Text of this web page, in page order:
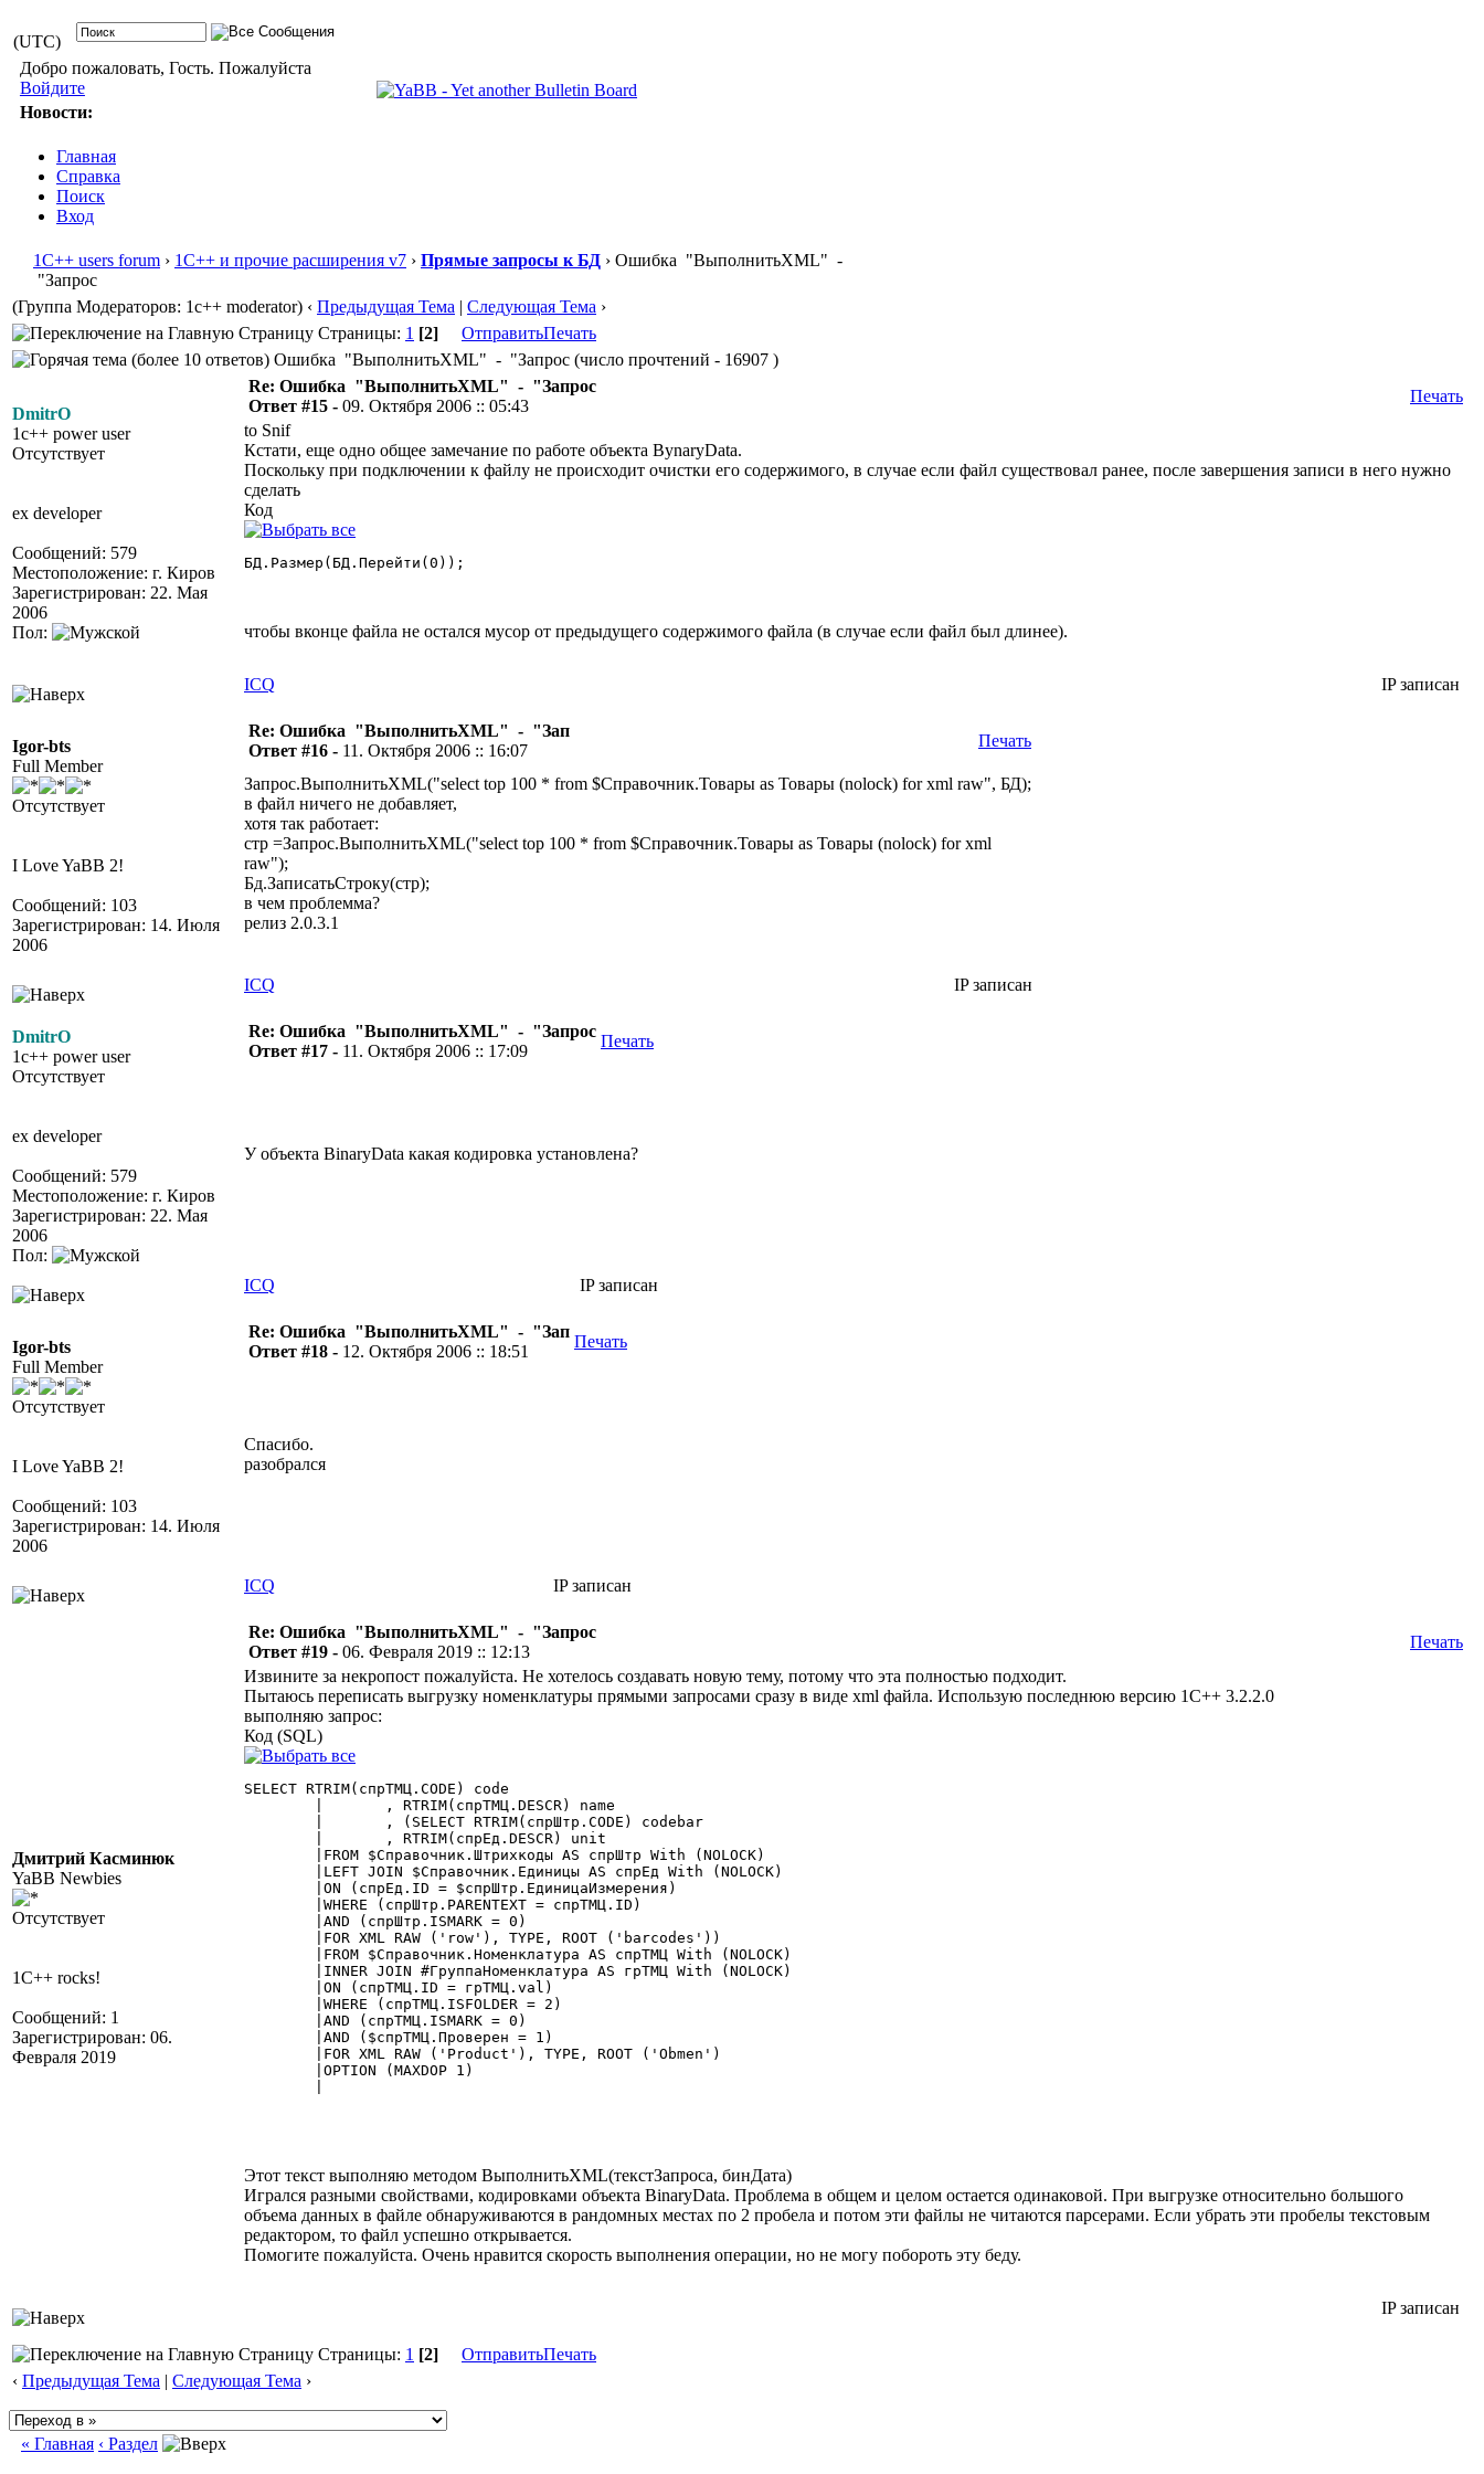
(UTC)
Добро пожаловать, Гость. Пожалуйста
Войдите
Новости:
Главная
Справка
Поиск
Вход
1С++ users forum › 1С++ и прочие расширения v7 › Прямые запросы к БД › Ошибка "ВыполнитьXML" -
"Запрос
(Группа Модераторов: 1c++ moderator) ‹ Предыдущая Тема | Следующая Тема ›
Страницы: 1 [2] ОтправитьПечать
Ошибка "ВыполнитьXML" - "Запрос (число прочтений - 16907 )
DmitrO
1c++ power user
Отсутствует
ex developer
Сообщений: 579
Местоположение: г. Киров
Зарегистрирован: 22. Мая
2006
Пол:
Re: Ошибка "ВыполнитьXML" - "Запрос
Ответ #15 - 09. Октября 2006 :: 05:43
Печать
to Snif
Кстати, еще одно общее замечание по работе объекта BynaryData.
Поскольку при подключении к файлу не происходит очистки его содержимого, в случае если файл существовал ранее, после завершения записи в него нужно
сделать
Код
БД.Размер(БД.Перейти(0));
чтобы вконце файла не остался мусор от предыдущего содержимого файла (в случае если файл был длинее).
ICQ IP записан
Igor-bts
Full Member
Отсутствует
I Love YaBB 2!
Сообщений: 103
Зарегистрирован: 14. Июля
2006
Re: Ошибка "ВыполнитьXML" - "Зап
Ответ #16 - 11. Октября 2006 :: 16:07
Печать
Запрос.ВыполнитьXML("select top 100 * from $Справочник.Товары as Товары (nolock) for xml raw", БД);
в файл ничего не добавляет,
хотя так работает:
стр =Запрос.ВыполнитьXML("select top 100 * from $Справочник.Товары as Товары (nolock) for xml
raw");
Бд.ЗаписатьСтроку(стр);
в чем проблемма?
релиз 2.0.3.1
ICQ IP записан
DmitrO
1c++ power user
Отсутствует
ex developer
Сообщений: 579
Местоположение: г. Киров
Зарегистрирован: 22. Мая
2006
Пол:
Re: Ошибка "ВыполнитьXML" - "Запрос
Ответ #17 - 11. Октября 2006 :: 17:09
Печать
У объекта BinaryData какая кодировка установлена?
ICQ IP записан
Igor-bts
Full Member
Отсутствует
I Love YaBB 2!
Сообщений: 103
Зарегистрирован: 14. Июля
2006
Re: Ошибка "ВыполнитьXML" - "Зап
Ответ #18 - 12. Октября 2006 :: 18:51
Печать
Спасибо.
разобрался
ICQ IP записан
Дмитрий Касминюк
YaBB Newbies
Отсутствует
1C++ rocks!
Сообщений: 1
Зарегистрирован: 06.
Февраля 2019
Re: Ошибка "ВыполнитьXML" - "Запрос
Ответ #19 - 06. Февраля 2019 :: 12:13
Печать
Извините за некропост пожалуйста. Не хотелось создавать новую тему, потому что эта полностью подходит.
Пытаюсь переписать выгрузку номенклатуры прямыми запросами сразу в виде xml файла. Использую последнюю версию 1С++ 3.2.2.0
выполняю запрос:
Код (SQL)
SELECT RTRIM(спрТМЦ.CODE) code
|OPTION (MAXDOP 1)
Этот текст выполняю методом ВыполнитьXML(текстЗапроса, бинДата)
Игрался разными свойствами, кодировками объекта BinaryData. Проблема в общем и целом остается одинаковой. При выгрузке относительно большого
объема данных в файле обнаруживаются в рандомных местах по 2 пробела и потом эти файлы не читаются парсерами. Если убрать эти пробелы текстовым
редактором, то файл успешно открывается.
Помогите пожалуйста. Очень нравится скорость выполнения операции, но не могу побороть эту беду.
IP записан
Страницы: 1 [2] ОтправитьПечать
‹ Предыдущая Тема | Следующая Тема ›
« Главная ‹ Раздел